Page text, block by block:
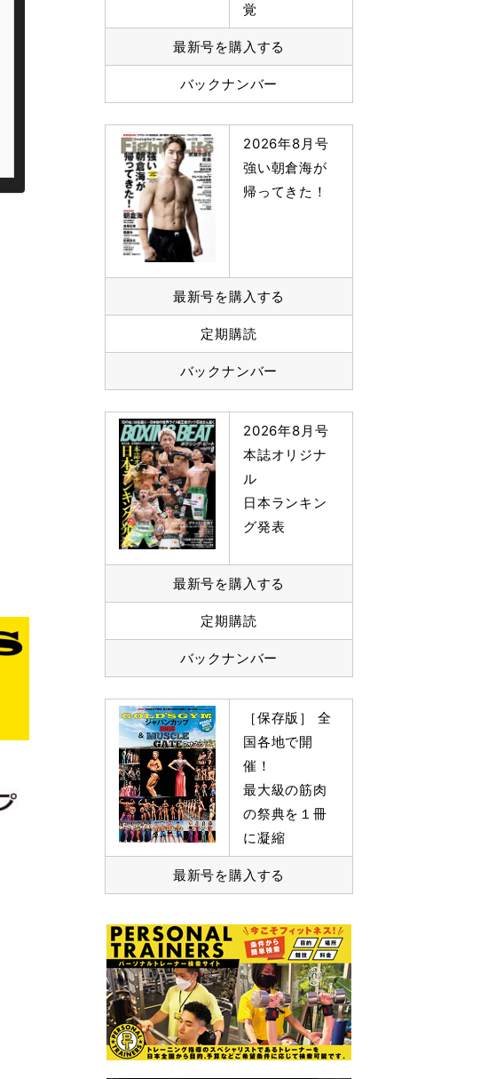
覚
最新号を購入する
バックナンバー
2026年8月号
強い朝倉海が
帰ってきた！
最新号を購入する
定期購読
バックナンバー
2026年8月号
本誌オリジナ
ル
日本ランキン
グ発表
最新号を購入する
定期購読
バックナンバー
［保存版］ 全
国各地で開
催！
最大級の筋肉
の祭典を１冊
に凝縮
最新号を購入する